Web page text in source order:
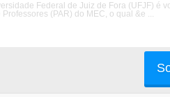
Federal de Juiz de Fora (UFJF) é
(PAR) do MEC, o qual &e ...